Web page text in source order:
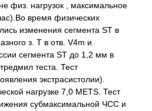
физ. нагрузок , максимальное
время физических
изменения сегмента ST в
з. Т в отв. V4m и
сегмента ST до 1,2 мм в
теста. Тест
экстрасистолии).
нагрузке 7,0 METS. Тест
субмаксимальной ЧСС и